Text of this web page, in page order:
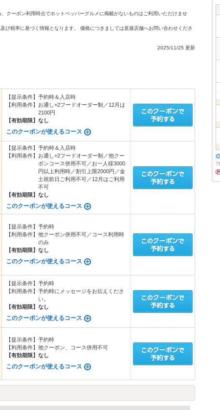
クーポン利用時点でホットペッパーグルメに掲載がないものはご利用いただけませ
税率に基づく情報となります。 価格につきましては直接店舗へお問い合わせくださ
2025/11/25 更新
【提示条件】 予約時＆入店時
【利用条件】
お通し+2フードオーダー制／12月は
2100円
【有効期限】 なし
このクーポンが使えるコース
【提示条件】 予約時＆入店時
【利用条件】
お通し+2フードオーダー制／他クー
ポンコース併用不可／お一人様3000
円以上利用時／割引上限2000円／金
土祝前日ご利用不可／12月はご利用
不可
【有効期限】 なし
このクーポンが使えるコース
【提示条件】 予約時
【利用条件】 他クーポン併用不可／コース利用時
のみ
【有効期限】 なし
このクーポンが使えるコース
【提示条件】 予約時
【利用条件】 予約時にメッセージをお伝えくださ
い。
【有効期限】 なし
このクーポンが使えるコース
【提示条件】 予約時
【利用条件】 他クーポン、コース併用不可
【有効期限】 なし
このクーポンが使えるコース
◎